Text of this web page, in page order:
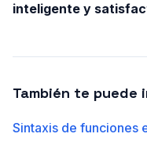
inteligente y
También te puede
Sintaxis de funciones